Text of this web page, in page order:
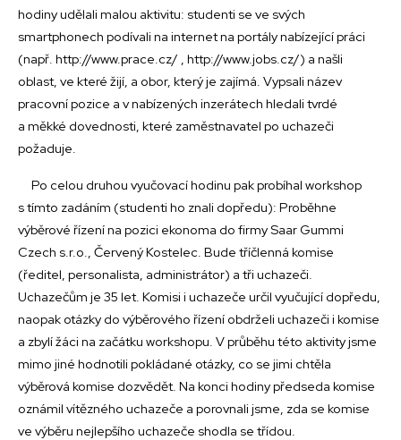
hodiny udělali malou aktivitu: studenti se ve svých
smartphonech podívali na internet na portály nabízející práci
(např. http://www.prace.cz/ , http://www.jobs.cz/) a našli
oblast, ve které žijí, a obor, který je zajímá. Vypsali název
pracovní pozice a v nabízených inzerátech hledali tvrdé
a měkké dovednosti, které zaměstnavatel po uchazeči
požaduje.
Po celou druhou vyučovací hodinu pak probíhal workshop
s tímto zadáním (studenti ho znali dopředu): Proběhne
výběrové řízení na pozici ekonoma do firmy Saar Gummi
Czech s.r.o., Červený Kostelec. Bude tříčlenná komise
(ředitel, personalista, administrátor) a tři uchazeči.
Uchazečům je 35 let. Komisi i uchazeče určil vyučující dopředu,
naopak otázky do výběrového řízení obdrželi uchazeči i komise
a zbylí žáci na začátku workshopu. V průběhu této aktivity jsme
mimo jiné hodnotili pokládané otázky, co se jimi chtěla
výběrová komise dozvědět. Na konci hodiny předseda komise
oznámil vítězného uchazeče a porovnali jsme, zda se komise
ve výběru nejlepšího uchazeče shodla se třídou.